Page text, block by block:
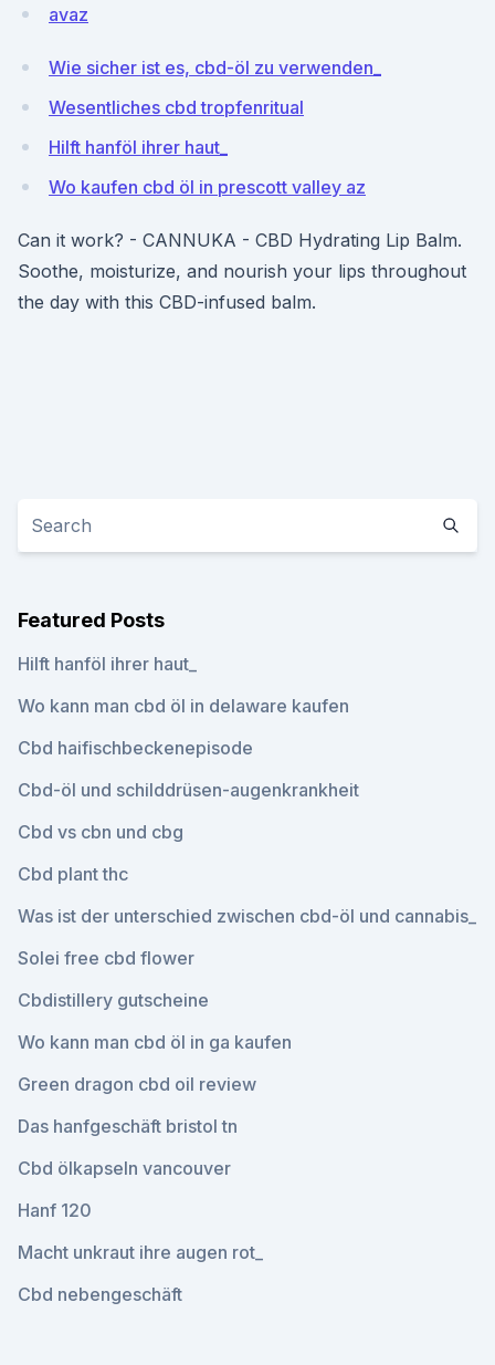
avaz
Wie sicher ist es, cbd-öl zu verwenden_
Wesentliches cbd tropfenritual
Hilft hanföl ihrer haut_
Wo kaufen cbd öl in prescott valley az
Can it work? - CANNUKA - CBD Hydrating Lip Balm.
Soothe, moisturize, and nourish your lips throughout
the day with this CBD-infused balm.
Featured Posts
Hilft hanföl ihrer haut_
Wo kann man cbd öl in delaware kaufen
Cbd haifischbeckenepisode
Cbd-öl und schilddrüsen-augenkrankheit
Cbd vs cbn und cbg
Cbd plant thc
Was ist der unterschied zwischen cbd-öl und cannabis_
Solei free cbd flower
Cbdistillery gutscheine
Wo kann man cbd öl in ga kaufen
Green dragon cbd oil review
Das hanfgeschäft bristol tn
Cbd ölkapseln vancouver
Hanf 120
Macht unkraut ihre augen rot_
Cbd nebengeschäft